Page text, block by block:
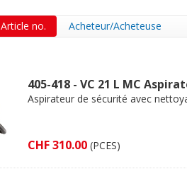
Article no. Acheteur/Acheteuse
405-418 - VC 21 L MC
Aspirateur de sécurité avec
CHF 310.00 (PCES)